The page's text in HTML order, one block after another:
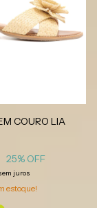
COURO LIA
25% OFF
juros
estoque!